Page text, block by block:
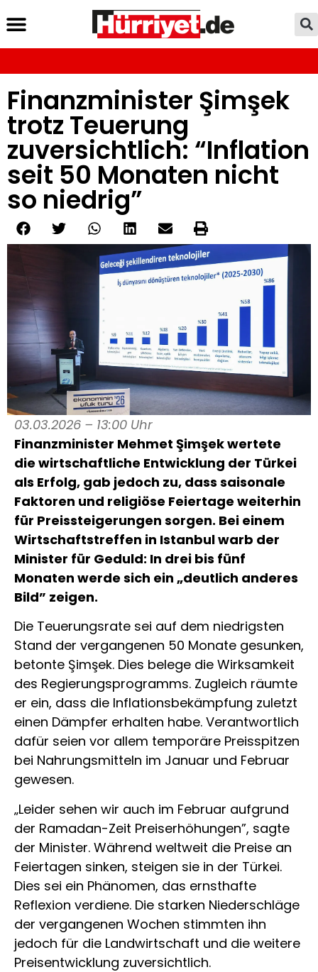
Finanzminister Şimşek
trotz Teuerung
zuversichtlich: “Inflation
seit 50 Monaten nicht
so niedrig”
03.03.2026 – 13:00 Uhr
Finanzminister Mehmet Şimşek wertete
die wirtschaftliche Entwicklung der Türkei
als Erfolg, gab jedoch zu, dass saisonale
Faktoren und religiöse Feiertage weiterhin
für Preissteigerungen sorgen. Bei einem
Wirtschaftstreffen in Istanbul warb der
Minister für Geduld: In drei bis fünf
Monaten werde sich ein „deutlich anderes
Bild” zeigen.
Die Teuerungsrate sei auf dem niedrigsten
Stand der vergangenen 50 Monate gesunken,
betonte Şimşek. Dies belege die Wirksamkeit
des Regierungsprogramms. Zugleich räumte
er ein, dass die Inflationsbekämpfung zuletzt
einen Dämpfer erhalten habe. Verantwortlich
dafür seien vor allem temporäre Preisspitzen
bei Nahrungsmitteln im Januar und Februar
gewesen.
„Leider sehen wir auch im Februar aufgrund
der Ramadan-Zeit Preiserhöhungen”, sagte
der Minister. Während weltweit die Preise an
Feiertagen sinken, steigen sie in der Türkei.
Dies sei ein Phänomen, das ernsthafte
Reflexion verdiene. Die starken Niederschläge
der vergangenen Wochen stimmten ihn
jedoch für die Landwirtschaft und die weitere
Preisentwicklung zuversichtlich.